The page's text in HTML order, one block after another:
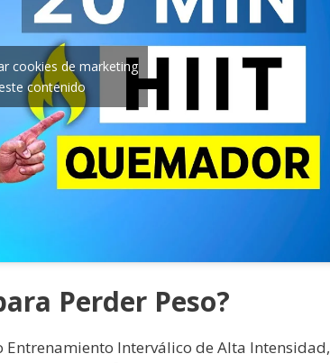
cookies de marketing
contenido
Perder Peso?
Entrenamiento Interválico de Alta Intensidad,